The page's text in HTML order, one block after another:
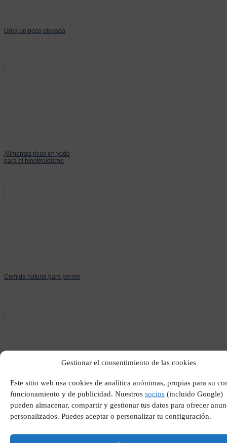
Gestionar el consentimiento de las cookies
Este sitio web usa cookies de analítica anónimas, propias para su
funcionamiento y de publicidad. Nuestros socios (incluido Google)
pueden almacenar, compartir y gestionar tus datos para ofrecer
personalizados. Puedes aceptar o personalizar tu configuración.
Urea un poco elevada
Alimentos ricos en yodo
para el hipotiroidismo
Comida natural para perros
Falta de apetito cáncer